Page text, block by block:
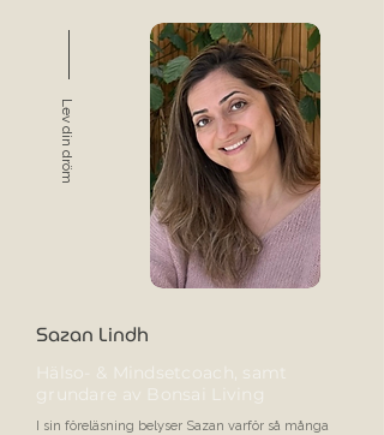
Lev din dröm
Sazan Lindh
Hälso- & Mindsetcoach, samt
grundare av Bonsai Living
I sin föreläsning belyser Sazan varför så många